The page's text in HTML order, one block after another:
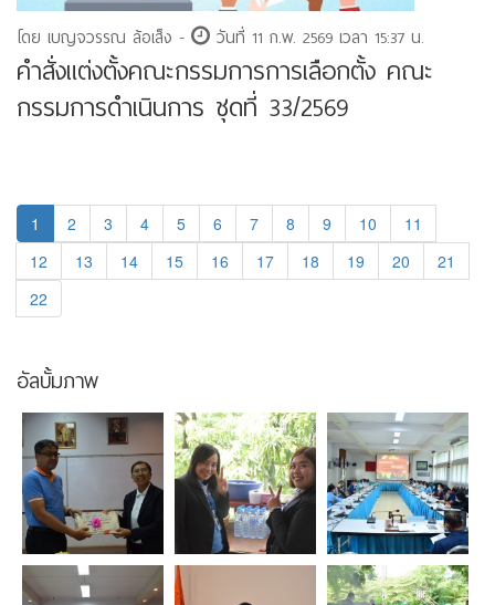
โดย เบญจวรรณ ล้อเส็ง - วันที่ 11 ก.พ. 2569 เวลา 15:37 น.
คำสั่งแต่งตั้งคณะกรรมการการเลือกตั้ง คณะ
กรรมการดำเนินการ ชุดที่ 33/2569
1 2 3 4 5 6 7 8 9 10
11
12
13 14 15 16 17 18 19 20
21
22
อัลบั้มภาพ